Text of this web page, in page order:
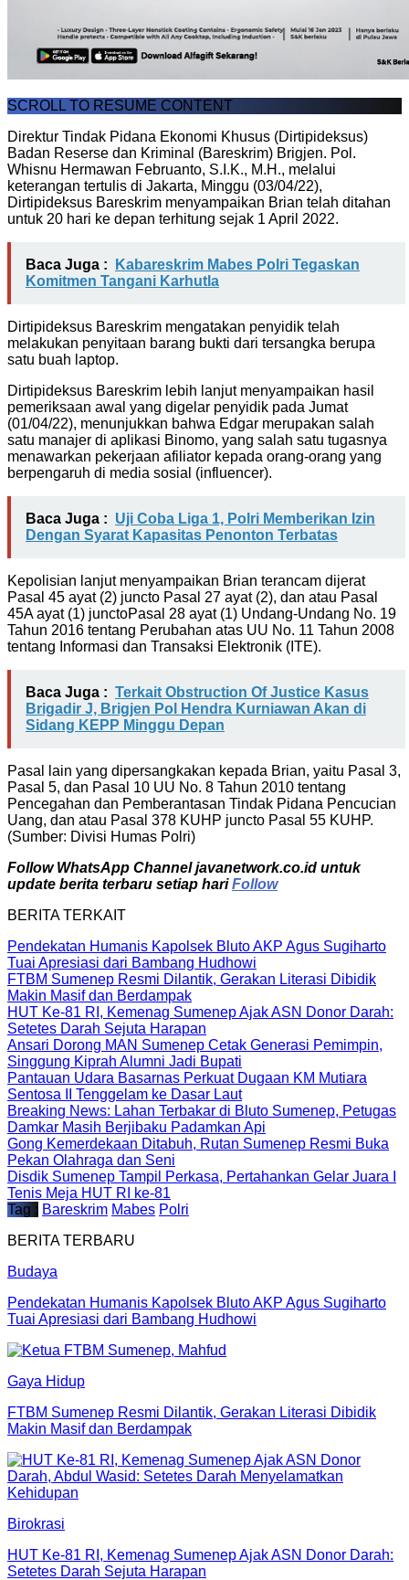
SCROLL TO RESUME CONTENT
Direktur Tindak Pidana Ekonomi Khusus (Dirtipideksus)
Badan Reserse dan Kriminal (Bareskrim) Brigjen. Pol.
Whisnu Hermawan Februanto, S.I.K., M.H., melalui
keterangan tertulis di Jakarta, Minggu (03/04/22),
Dirtipideksus Bareskrim menyampaikan Brian telah ditahan
untuk 20 hari ke depan terhitung sejak 1 April 2022.
Baca Juga :
Kabareskrim Mabes Polri Tegaskan
Komitmen Tangani Karhutla
Dirtipideksus Bareskrim mengatakan penyidik telah
melakukan penyitaan barang bukti dari tersangka berupa
satu buah laptop.
Dirtipideksus Bareskrim lebih lanjut menyampaikan hasil
pemeriksaan awal yang digelar penyidik pada Jumat
(01/04/22), menunjukkan bahwa Edgar merupakan salah
satu manajer di aplikasi Binomo, yang salah satu tugasnya
menawarkan pekerjaan afiliator kepada orang-orang yang
berpengaruh di media sosial (influencer).
Baca Juga : Uji Coba Liga 1, Polri Memberikan Izin
Dengan Syarat Kapasitas Penonton Terbatas
Kepolisian lanjut menyampaikan Brian terancam dijerat
Pasal 45 ayat (2) juncto Pasal 27 ayat (2), dan atau Pasal
45A ayat (1) junctoPasal 28 ayat (1) Undang-Undang No. 19
Tahun 2016 tentang Perubahan atas UU No. 11 Tahun 2008
tentang Informasi dan Transaksi Elektronik (ITE).
Baca Juga : Terkait Obstruction Of Justice Kasus
Brigadir J, Brigjen Pol Hendra Kurniawan Akan di
Sidang KEPP Minggu Depan
Pasal lain yang dipersangkakan kepada Brian, yaitu Pasal 3,
Pasal 5, dan Pasal 10 UU No. 8 Tahun 2010 tentang
Pencegahan dan Pemberantasan Tindak Pidana Pencucian
Uang, dan atau Pasal 378 KUHP juncto Pasal 55 KUHP.
(Sumber: Divisi Humas Polri)
Follow WhatsApp Channel javanetwork.co.id untuk
update berita terbaru setiap hariFollow
BERITA TERKAIT
Pendekatan Humanis Kapolsek Bluto AKP Agus Sugiharto
Tuai Apresiasi dari Bambang Hudhowi
FTBM Sumenep Resmi Dilantik, Gerakan Literasi Dibidik
Makin Masif dan Berdampak
HUT Ke-81 RI, Kemenag Sumenep Ajak ASN Donor Darah:
Setetes Darah Sejuta Harapan
Ansari Dorong MAN Sumenep Cetak Generasi Pemimpin,
Singgung Kiprah Alumni Jadi Bupati
Pantauan Udara Basarnas Perkuat Dugaan KM Mutiara
Sentosa II Tenggelam ke Dasar Laut
Breaking News: Lahan Terbakar di Bluto Sumenep, Petugas
Damkar Masih Berjibaku Padamkan Api
Gong Kemerdekaan Ditabuh, Rutan Sumenep Resmi Buka
Pekan Olahraga dan Seni
Disdik Sumenep Tampil Perkasa, Pertahankan Gelar Juara I
Tenis Meja HUT RI ke-81
Tag : Bareskrim Mabes Polri
BERITA TERBARU
Budaya
Pendekatan Humanis Kapolsek Bluto AKP Agus Sugiharto
Tuai Apresiasi dari Bambang Hudhowi
Gaya Hidup
FTBM Sumenep Resmi Dilantik, Gerakan Literasi Dibidik
Makin Masif dan Berdampak
Birokrasi
HUT Ke-81 RI, Kemenag Sumenep Ajak ASN Donor Darah:
Setetes Darah Sejuta Harapan